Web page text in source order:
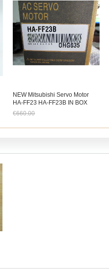
NEW Mitsubishi Servo Motor
HA-FF23 HA-FF23B IN BOX
HAFF23B
€660.00